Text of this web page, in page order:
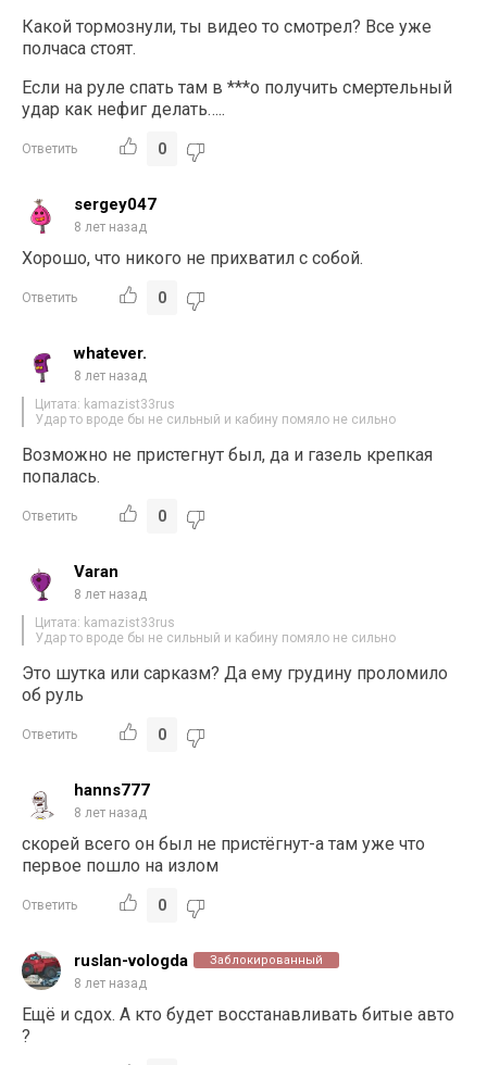
Какой тормознули, ты видео то смотрел? Все уже
полчаса стоят.
Если на руле спать там в ***о получить смертельный
удар как нефиг делать…..
Ответить 0
sergey047
8 лет назад
Хорошо, что никого не прихватил с собой.
Ответить 0
whatever.
8 лет назад
Цитата: kamazist33rus
Удар то вроде бы не сильный и кабину помяло не сильно
Возможно не пристегнут был, да и газель крепкая
попалась.
Ответить 0
Varan
8 лет назад
Цитата: kamazist33rus
Удар то вроде бы не сильный и кабину помяло не сильно
Это шутка или сарказм? Да ему грудину проломило
об руль
Ответить 0
hanns777
8 лет назад
скорей всего он был не пристёгнут-а там уже что
первое пошло на излом
Ответить 0
ruslan-vologda Заблокированный
8 лет назад
Ещё и сдох. А кто будет восстанавливать битые авто
?